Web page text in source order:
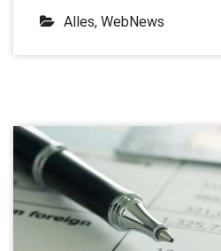
Alles, WebNews